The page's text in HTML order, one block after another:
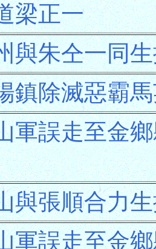
梁正一
與朱仝一同
鎮除滅惡霸
軍誤走至金
與張順合力
軍誤走至金